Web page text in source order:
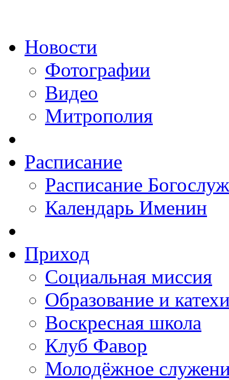
Новости
Фотографии
Видео
Митрополия
Расписание
Расписание
Календарь Именин
Приход
Социальная миссия
Образование и
Воскресная школа
Клуб Фавор
Молодёжное